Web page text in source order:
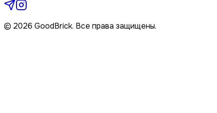
© 2026 GoodBrick. Все права защищены.